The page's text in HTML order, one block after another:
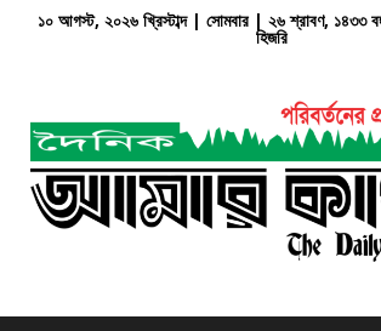
১০ আগস্ট, ২০২৬ খ্রিস্টাব্দ | সোমবার | ২৬ শ্রাবণ, ১৪৩৩
হিজরি